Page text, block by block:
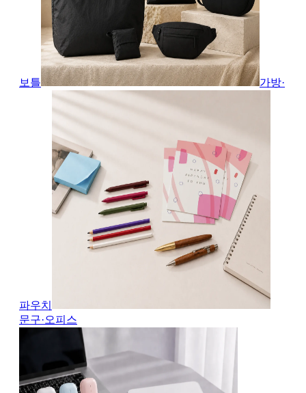
보틀 가방·
파우치
문구·오피스